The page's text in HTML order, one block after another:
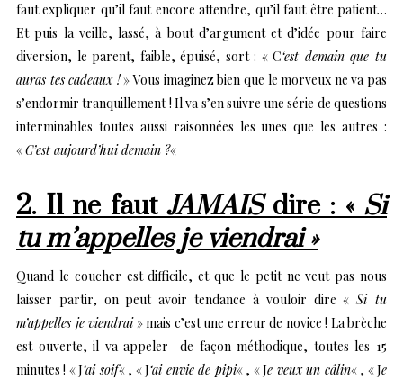
faut expliquer qu’il faut encore attendre, qu’il faut être patient…
Et puis la veille, lassé, à bout d’argument et d’idée pour faire
diversion, le parent, faible, épuisé, sort : « C‘est demain que tu
auras tes cadeaux !» Vous imaginez bien que le morveux ne va pas
s’endormir tranquillement ! Il va s’en suivre une série de questions
interminables toutes aussi raisonnées les unes que les autres :
«C’est aujourd’hui demain ?«
2. Il ne faut JAMAISdire : « Si
tu m’appelles je viendrai »
Quand le coucher est difficile, et que le petit ne veut pas nous
laisser partir, on peut avoir tendance à vouloir dire «Si tu
m’appelles je viendrai» mais c’est une erreur de novice ! La brèche
est ouverte, il va appeler de façon méthodique, toutes les 15
minutes ! « J‘ai soif« , « J‘ai envie de pipi« , « Je veux un câlin« , « Je